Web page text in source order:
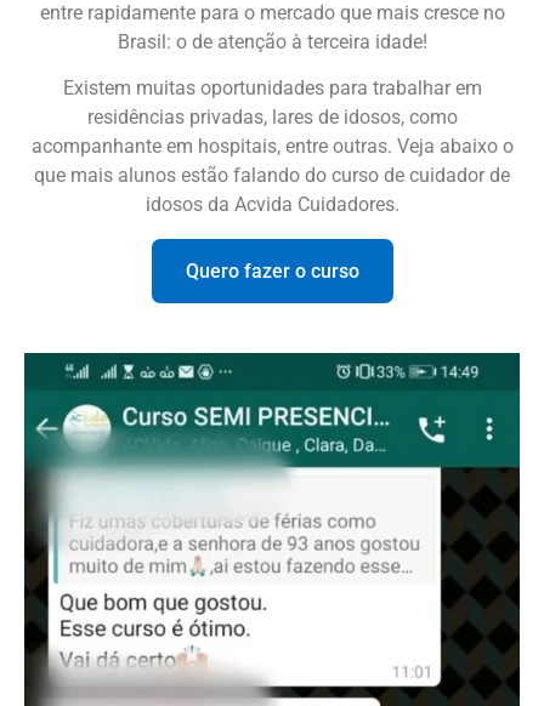
entre rapidamente para o mercado que mais cresce no
Brasil: o de atenção à terceira idade!
Existem muitas oportunidades para trabalhar em
residências privadas, lares de idosos, como
acompanhante em hospitais, entre outras. Veja abaixo o
que mais alunos estão falando do curso de cuidador de
idosos da Acvida Cuidadores.
Quero fazer o curso